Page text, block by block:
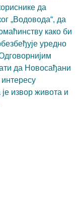
да
„Водовода“, да
како би
уредно
да Новосађани
извор живота и